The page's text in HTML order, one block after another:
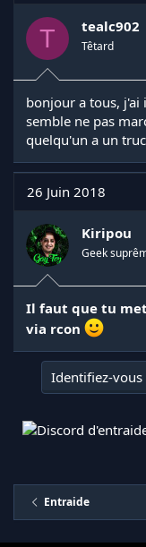
a
e
u
d
e
l
d
s
u
s
s
i
n
e
é
t
T tealc902
Têtard
bonjour a tous, j'ai
semble ne pas
quelqu'un a un
26 Juin 2018
Kiripou
Geek
Il faut que tu
via rcon
Identifiez-
Entraide